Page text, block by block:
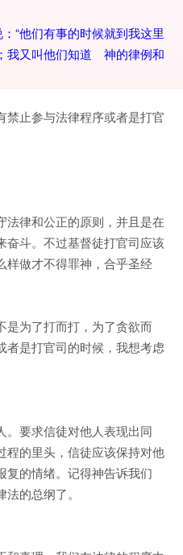
“他们有事的时候就到我这里
我又叫他们知道 神的律例和
禁止参与法律程序或者是打官
法律和公正的原则，并且是在
奋斗。不过基督徒打官司应该
样做才不得罪神，合乎圣经
是为了打而打，为了贪欲而
者是打官司的时候，我想考虑
。要求信徒对他人表现出同
程的里头，信徒应该保持对他
复的情绪。记得神告诉我们
的总纲了。